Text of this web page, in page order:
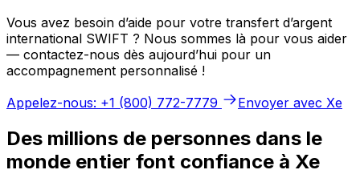
Vous avez besoin d’aide pour votre transfert d’argent
international SWIFT ? Nous sommes là pour vous aider
— contactez-nous dès aujourd’hui pour un
accompagnement personnalisé !
Appelez-nous: +1 (800) 772-7779
Envoyer avec Xe
Des millions de personnes dans le
monde entier font confiance à Xe